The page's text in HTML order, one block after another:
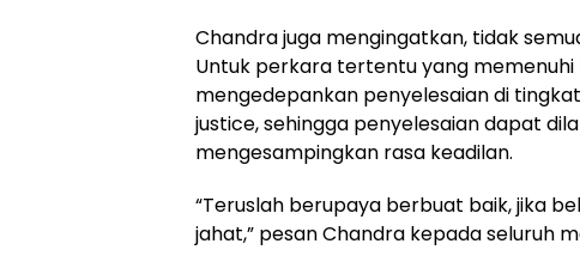
Chandra juga mengingatkan, tidak
Untuk perkara tertentu yang
mengedepankan penyelesaian di
justice, sehingga penyelesaian dapat
mengesampingkan rasa keadilan.
“Teruslah berupaya berbuat baik, jika
jahat,” pesan Chandra kepada seluruh